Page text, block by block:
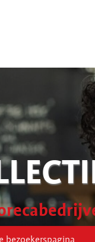
bezoekerspagina